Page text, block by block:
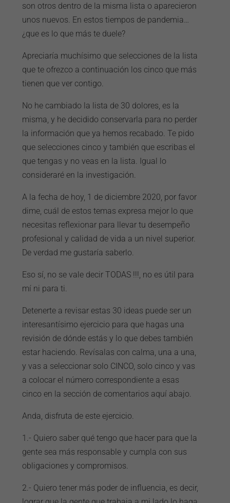
son otros dentro de la misma lista o aparecieron
unos nuevos. En estos tiempos de pandemia…
¿que es lo que más te duele?
Apreciaría muchísimo que selecciones de la lista
que te ofrezco a continuación los cinco que más
tienen que ver contigo.
No he cambiado la lista de 30 dolores, es la
misma, y he decidido conservarla para no perder
la información que ya hemos recabado. Te pido
que selecciones cinco y también que escribas el
que tengas y no veas en la lista. Igual lo
consideraré en la investigación.
A la fecha de hoy, 1 de diciembre 2020, por favor
dime, cuál de estos temas expresa mejor lo que
necesitas reflexionar para llevar tu desempeño
profesional y calidad de vida a un nivel superior.
De verdad me gustaría saberlo.
Eso sí, no se vale decir TODAS !!!, no es útil para
mí ni para ti.
Detenerte a revisar estas 30 ideas puede ser un
interesantísimo ejercicio para que hagas una
revisión de dónde estás y lo que debes también
estar haciendo. Revísalas con calma, una a una,
y vas a seleccionar solo CINCO, solo cinco y vas
a colocar el número correspondiente a esas
cinco en la sección de comentarios aquí abajo.
Anda, disfruta de este ejercicio.
1.- Quiero saber qué tengo que hacer para que la
gente sea más responsable y cumpla con sus
obligaciones y compromisos.
2.- Quiero tener más poder de influencia, es decir,